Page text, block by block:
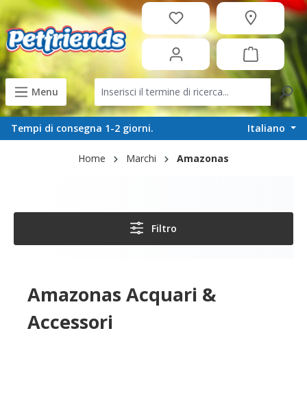
content
Menu
Tempi di consegna 1-2 giorni. Italiano
Home Marchi Amazonas
Filtro
Amazonas Acquari &
Accessori